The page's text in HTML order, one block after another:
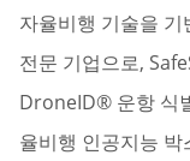
자율비행 기술을
전문 기업으로,
DroneID® 운항 식
율비행 인공지능